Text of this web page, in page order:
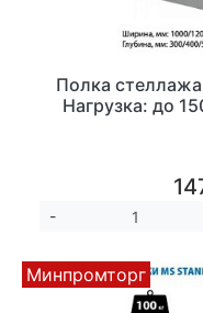
Полка
Нагрузка: до
-
Минпромторг